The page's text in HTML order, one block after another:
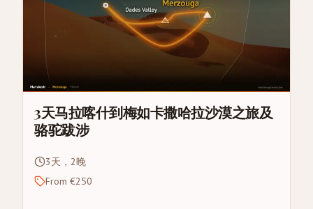
3天马拉喀什到梅如卡撒哈拉沙漠之旅及
骆驼跋涉
3天，2晚
From €250